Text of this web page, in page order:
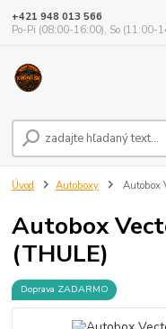
+421 948 013 566
Po-Pi (08:00-16:00), So (11:00-
Úvod Autoboxy Autobox
Autobox
(THULE)
Doprava ZADARMO